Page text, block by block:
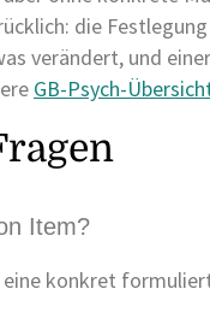
die
verändert, und
GB-Psych-
Item?
konkret